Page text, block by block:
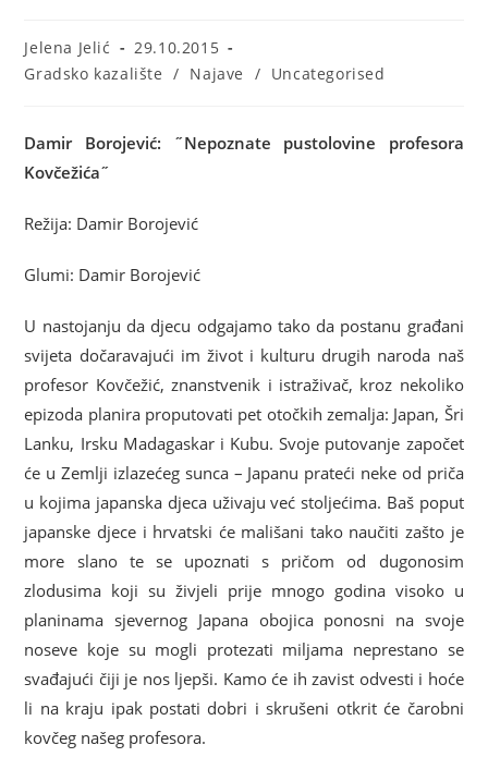
Jelena Jelić
29.10.2015
Gradsko kazalište / Najave / Uncategorised
Damir Borojević: ˝Nepoznate pustolovine profesora
Kovčežića˝
Režija: Damir Borojević
Glumi: Damir Borojević
U nastojanju da djecu odgajamo tako da postanu građani
svijeta dočaravajući im život i kulturu drugih naroda naš
profesor Kovčežić, znanstvenik i istraživač, kroz nekoliko
epizoda planira proputovati pet otočkih zemalja: Japan, Šri
Lanku, Irsku Madagaskar i Kubu. Svoje putovanje započet
će u Zemlji izlazećeg sunca – Japanu prateći neke od priča
u kojima japanska djeca uživaju već stoljećima. Baš poput
japanske djece i hrvatski će mališani tako naučiti zašto je
more slano te se upoznati s pričom od dugonosim
zlodusima koji su živjeli prije mnogo godina visoko u
planinama sjevernog Japana obojica ponosni na svoje
noseve koje su mogli protezati miljama neprestano se
svađajući čiji je nos ljepši. Kamo će ih zavist odvesti i hoće
li na kraju ipak postati dobri i skrušeni otkrit će čarobni
kovčeg našeg profesora.